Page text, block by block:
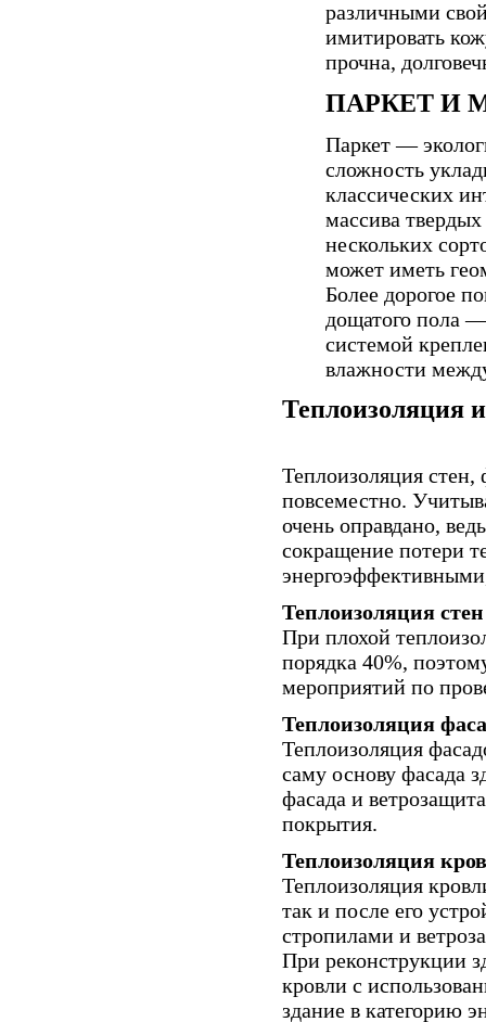
различными
имитировать
прочна,
ПАРКЕТ И
Паркет —
сложность
классических
массива
нескольких
может иметь
Более дорогое
дощатого пола
системой
влажности
Теплоизоляция
Теплоизоляция стен,
повсеместно.
очень оправдано,
сокращение потери
Теплоизоляция
При плохой
порядка 40%,
мероприятий по
Теплоизоляция
Теплоизоляция
саму основу фасада
фасада и
покрытия.
Теплоизоляция
Теплоизоляция
так и после его
стропилами и
При реконструкции
кровли с
здание в категорию